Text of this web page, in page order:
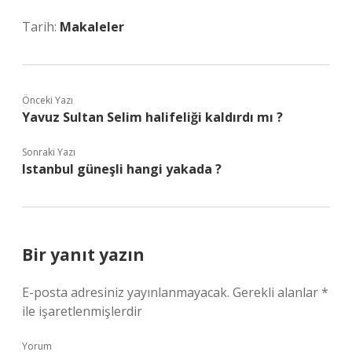
Tarih: Makaleler
Önceki Yazı
Yavuz Sultan Selim halifeliği kaldırdı mı ?
Sonraki Yazı
Istanbul güneşli hangi yakada ?
Bir yanıt yazın
E-posta adresiniz yayınlanmayacak. Gerekli alanlar*
ile işaretlenmişlerdir
Yorum